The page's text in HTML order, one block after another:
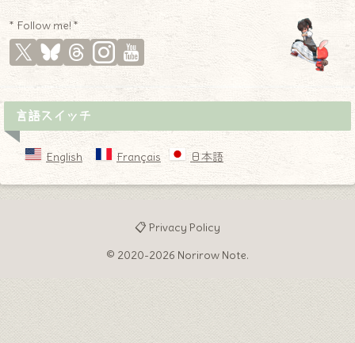
* Follow me! *
言語スイッチ
English Français 日本語
📋 Privacy Policy
© 2020-2026 Norirow Note.